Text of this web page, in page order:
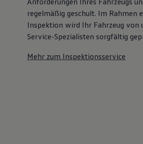
regelmäßig geschult. Im Rahmen
Inspektion wird Ihr Fahrzeug von
Service-Spezialisten sorgfältig
Mehr zum Inspektionsservice